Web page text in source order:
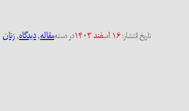
تاریخ انتشار:۱۶ اسفند ۱۴۰۳ در دستهمقاله, دیدگاه, زنان